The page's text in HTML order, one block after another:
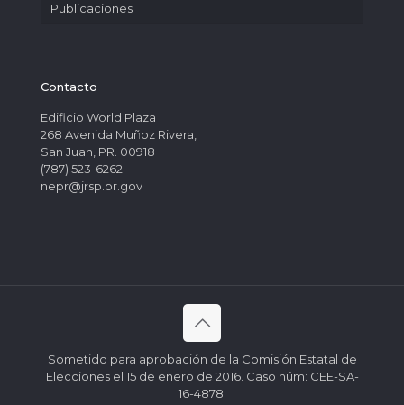
Publicaciones
Contacto
Edificio World Plaza
268 Avenida Muñoz Rivera,
San Juan, PR. 00918
(787) 523-6262
nepr@jrsp.pr.gov
Sometido para aprobación de la Comisión Estatal de
Elecciones el 15 de enero de 2016. Caso núm: CEE-SA-
16-4878.